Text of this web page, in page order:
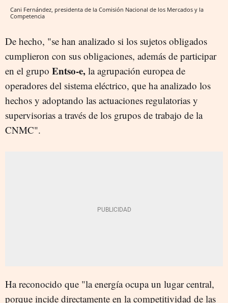
Cani Fernández, presidenta de la Comisión Nacional de los Mercados y la
Competencia
De hecho, "se han analizado si los sujetos obligados
cumplieron con sus obligaciones, además de participar
en el grupo Entso-e, la agrupación europea de
operadores del sistema eléctrico, que ha analizado los
hechos y adoptando las actuaciones regulatorias y
supervisorias a través de los grupos de trabajo de la
CNMC".
Ha reconocido que "la energía ocupa un lugar central,
porque incide directamente en la competitividad de las